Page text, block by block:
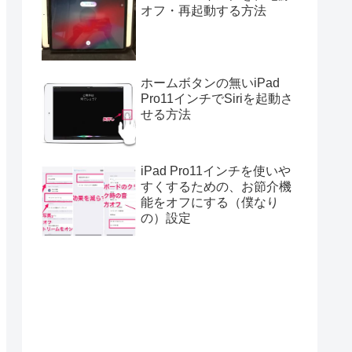
オフ・再起動する方法
ホームボタンの無いiPad
Pro11インチでSiriを起動さ
せる方法
iPad Pro11インチを使いや
すくするための、お節介機
能をオフにする（僕なり
の）設定